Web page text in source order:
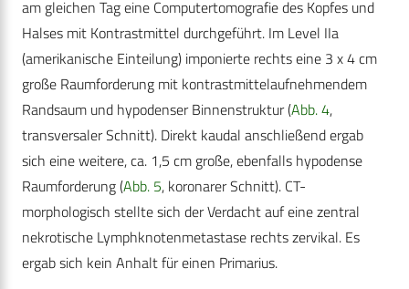
am gleichen Tag eine Computertomografie des Kopfes und
Halses mit Kontrastmittel durchgeführt. Im Level IIa
(amerikanische Einteilung) imponierte rechts eine 3 x 4 cm
große Raumforderung mit kontrastmittelaufnehmendem
Randsaum und hypodenser Binnenstruktur (Abb. 4,
transversaler Schnitt). Direkt kaudal anschließend ergab
sich eine weitere, ca. 1,5 cm große, ebenfalls hypodense
Raumforderung (Abb. 5, koronarer Schnitt). CT-
morphologisch stellte sich der Verdacht auf eine zentral
nekrotische Lymphknotenmetastase rechts zervikal. Es
ergab sich kein Anhalt für einen Primarius.